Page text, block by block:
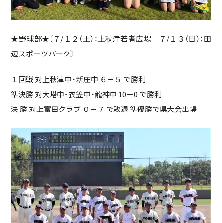
★野球部★〔７/１２（土）：上秋津若者広場 ７/１３（日）：田
辺スポーツパーク〕
１回戦 対上秋津中・新庄中 ６－５ で勝利
準決勝 対大塔中・衣笠中・龍神中 10－0 で勝利
決 勝 対上富田クラブ ０－７ で敗退 準優勝で県大会出場